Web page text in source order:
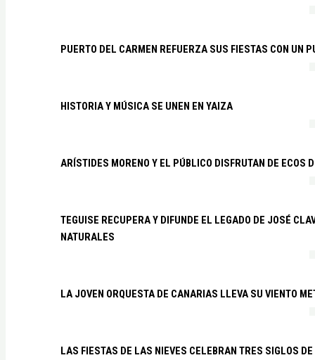
PUERTO DEL CARMEN REFUERZA SUS FIESTAS CON UN
HISTORIA Y MÚSICA SE UNEN EN YAIZA
ARÍSTIDES MORENO Y EL PÚBLICO DISFRUTAN DE ECOS
TEGUISE RECUPERA Y DIFUNDE EL LEGADO DE JOSÉ
NATURALES
LA JOVEN ORQUESTA DE CANARIAS LLEVA SU VIENTO
LAS FIESTAS DE LAS NIEVES CELEBRAN TRES SIGLOS